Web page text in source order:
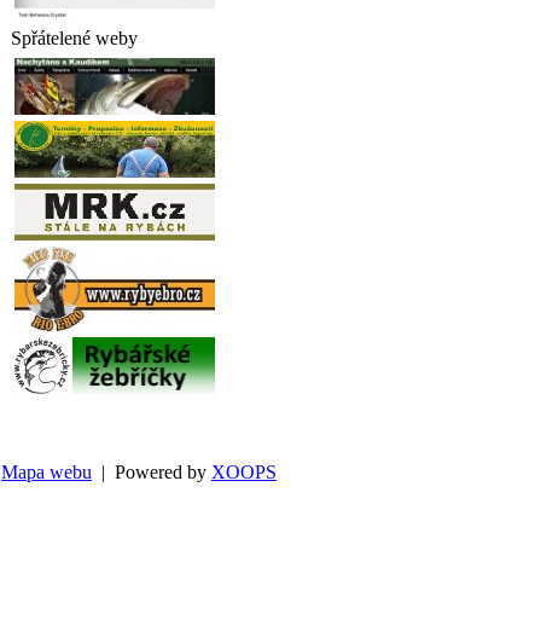
Spřátelené weby
Mapa webu | Powered by XOOPS